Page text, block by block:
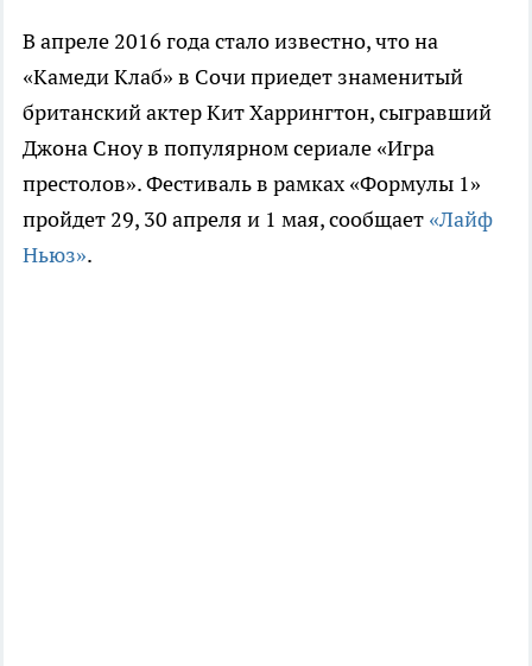
В апреле 2016 года стало известно, что на
«Камеди Клаб» в Сочи приедет знаменитый
британский актер Кит Харрингтон, сыгравший
Джона Сноу в популярном сериале «Игра
престолов». Фестиваль в рамках «Формулы 1»
пройдет 29, 30 апреля и 1 мая, сообщает «Лайф
Ньюз».